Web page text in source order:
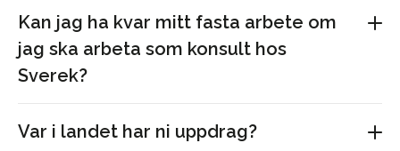
Kan jag ha kvar mitt fasta arbete om
jag ska arbeta som konsult hos
Sverek?
Var i landet har ni uppdrag?